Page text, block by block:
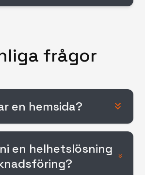
frågor
en hemsida?
en helhetslösning